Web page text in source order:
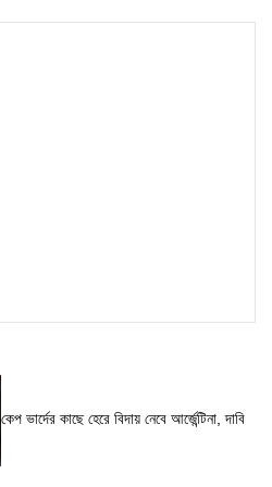
কেপ ভার্দের কাছে হেরে বিদায় নেবে আর্জেন্টিনা, দাবি